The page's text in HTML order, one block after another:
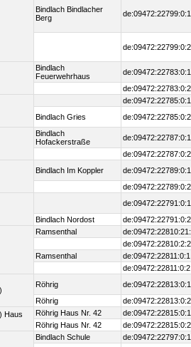
Bindlach Bindlacher
Berg
de:09472:22799:0:1
de:09472:22799:0:2
Bindlach
Feuerwehrhaus
de:09472:22783:0:1
de:09472:22783:0:2
de:09472:22785:0:1
Bindlach Gries
de:09472:22785:0:2
Bindlach
Hofackerstraße
de:09472:22787:0:1
de:09472:22787:0:2
Bindlach Im Koppler
de:09472:22789:0:1
de:09472:22789:0:2
de:09472:22791:0:1
Bindlach Nordost
de:09472:22791:0:2
Ramsenthal
de:09472:22810:2:2
Ramsenthal
de:09472:22811:0:1
de:09472:22811:0:2
Röhrig
de:09472:22813:0:1
Röhrig
de:09472:22813:0:2
Haus
Röhrig Haus Nr. 42
de:09472:22815:0:1
Röhrig Haus Nr. 42
de:09472:22815:0:2
Bindlach Schule de:09472:22797:0:1